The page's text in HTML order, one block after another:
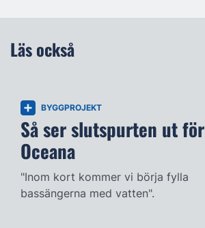
Läs också
BYGGPROJEKT
Så ser slutspurten ut för
Oceana
"Inom kort kommer vi börja fylla
bassängerna med vatten".